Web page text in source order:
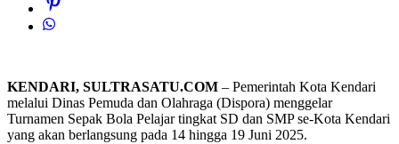
KENDARI, SULTRASATU.COM – Pemerintah Kota Kendari
melalui Dinas Pemuda dan Olahraga (Dispora) menggelar
Turnamen Sepak Bola Pelajar tingkat SD dan SMP se-Kota Kendari
yang akan berlangsung pada 14 hingga 19 Juni 2025.